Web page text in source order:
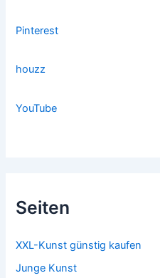
Pinterest
houzz
YouTube
Seiten
XXL-Kunst günstig kaufen
Junge Kunst